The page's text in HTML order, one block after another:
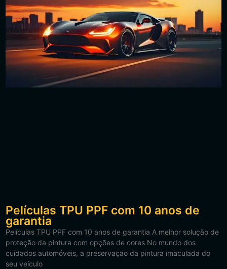
Películas TPU PPF com 10 anos de
garantia
Películas TPU PPF com 10 anos de garantia A melhor solução de
proteção da pintura com opções de cores No mundo dos
cuidados automóveis, a preservação da pintura imaculada do
seu veículo